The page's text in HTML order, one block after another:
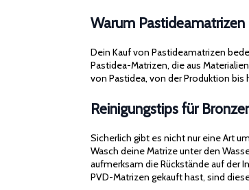
Warum
Dein Kauf von Pastideamatrizen
Pastidea-Matrizen, die aus
von Pastidea, von der Produktion bis
Reinigungstips für
Sicherlich gibt es nicht nur eine Art
Wasch deine Matrize unter den
aufmerksam die Rückstände auf der
PVD-Matrizen gekauft hast, sind